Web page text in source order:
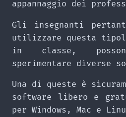
appannaggio dei
Gli insegnanti
utilizzare questa
in classe,
sperimentare diverse
Una di queste è
software libero e
per Windows, Mac e